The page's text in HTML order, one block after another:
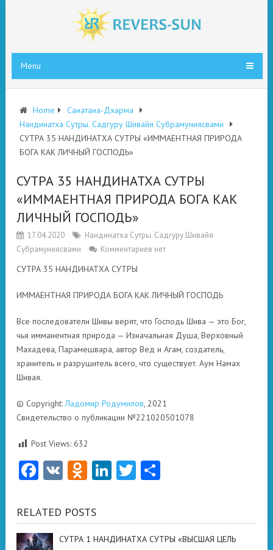
Menu
Home
Санатана-Дхарма
Нандинатха Сутры. Садгуру Шивайя Субрамуниясвами
СУТРА 35 НАНДИНАТХА СУТРЫ «ИММАЕНТНАЯ ПРИРОДА
БОГА КАК ЛИЧНЫЙ ГОСПОДЬ»
СУТРА 35 НАНДИНАТХА СУТРЫ
«ИММАЕНТНАЯ ПРИРОДА БОГА КАК
ЛИЧНЫЙ ГОСПОДЬ»
17.04.2020
Нандинатха Сутры. Садгуру Шивайя
Субрамуниясвами
Комментариев нет
СУТРА 35 НАНДИНАТХА СУТРЫ
ИММАЕНТНАЯ ПРИРОДА БОГА КАК ЛИЧНЫЙ ГОСПОДЬ
Все последователи Шивы верят, что Господь Шива — это Бог,
чья имманентная природа — Изначальная Душа, Верховный
Махадева, Парамешвара, автор Вед и Агам, создатель,
хранитель и разрушитель всего, что существует. Аум Намах
Шивая.
© Copyright:Ладомир Родумилов, 2021
Свидетельство о публикации №221020501078
Post Views: 632
Facebook
VK Odnoklassniki
LinkedIn
Twitter
RELATED POSTS
СУТРА 1 НАНДИНАТХА СУТРЫ «ВЫСШАЯ ЦЕЛЬ